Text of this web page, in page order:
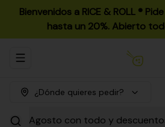
Bienvenidos a RICE & ROLL ®️
hasta un 20%. Abierto
Abrir menu de navegación
¿Dónde quieres pedir?
Agosto con todo y